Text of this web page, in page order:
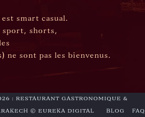
smart casual.
sport, shorts,
ne sont pas les bienvenus.
: RESTAURANT GASTRONOMIQUE &
© EUREKA DIGITAL FAQ
BLOG